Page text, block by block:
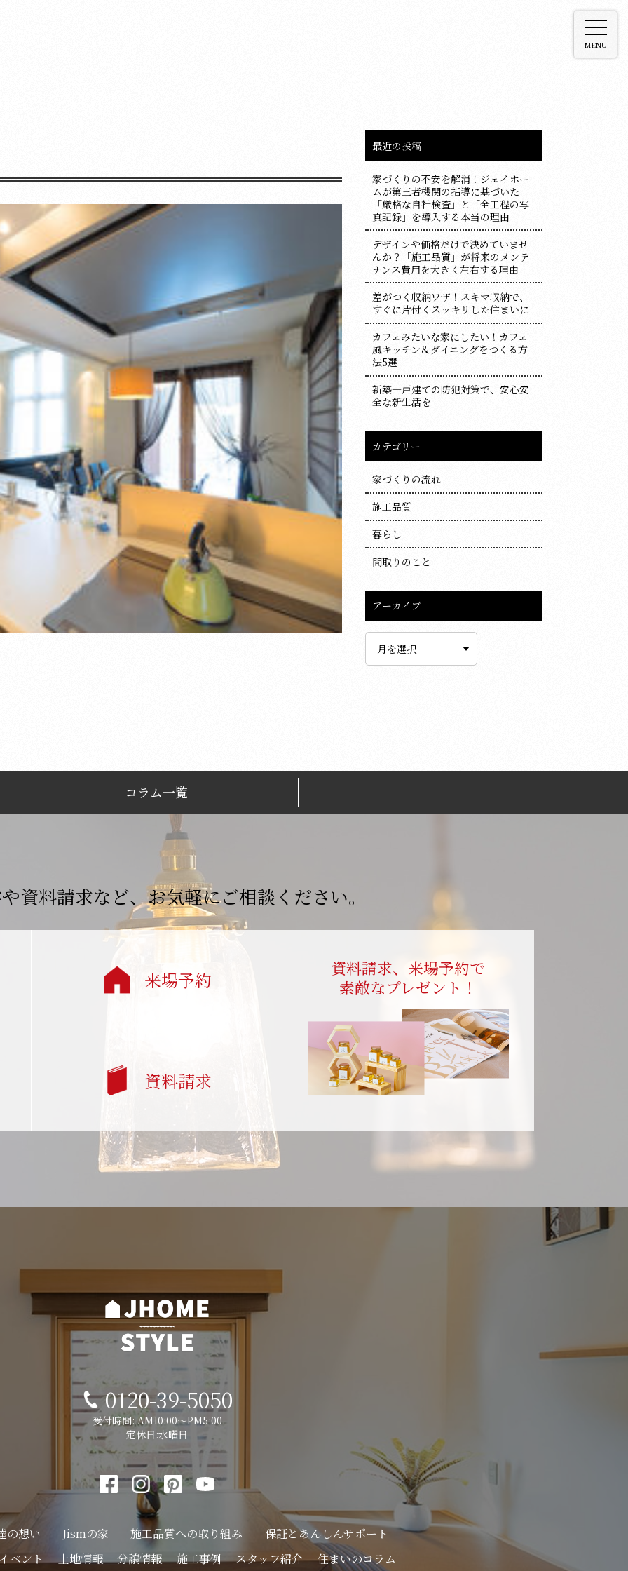
MENU
最近の投稿
家づくりの不安を解消！ジェイホー
ムが第三者機関の指導に基づいた
「厳格な自社検査」と「全工程の写
真記録」を導入する本当の理由
デザインや価格だけで決めていませ
んか？「施工品質」が将来のメンテ
ナンス費用を大きく左右する理由
差がつく収納ワザ！スキマ収納で、
すぐに片付くスッキリした住まいに
カフェみたいな家にしたい！カフェ
風キッチン＆ダイニングをつくる方
法5選
新築一戸建ての防犯対策で、安心安
全な新生活を
カテゴリー
家づくりの流れ
施工品質
暮らし
間取りのこと
アーカイブ
イ
コラム一覧
資料請求など、お気軽にご相談ください。
来場予約
資料請求
資料請求、来場予約で
素敵なプレゼント！
0120-39-5050
受付時間: AM10:00～PM5:00
定休日:水曜日
の想い Jismの家 施工品質への取り組み
保証とあんしんサポート
ベント
土地情報 分譲情報 施工事例 スタッフ紹介 住まいのコラム